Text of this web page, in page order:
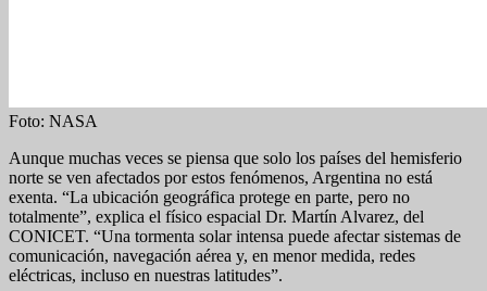
Foto: NASA
Aunque muchas veces se piensa que solo los países del hemisferio
norte se ven afectados por estos fenómenos, Argentina no está
exenta. “La ubicación geográfica protege en parte, pero no
totalmente”, explica el físico espacial Dr. Martín Alvarez, del
CONICET. “Una tormenta solar intensa puede afectar sistemas de
comunicación, navegación aérea y, en menor medida, redes
eléctricas, incluso en nuestras latitudes”.